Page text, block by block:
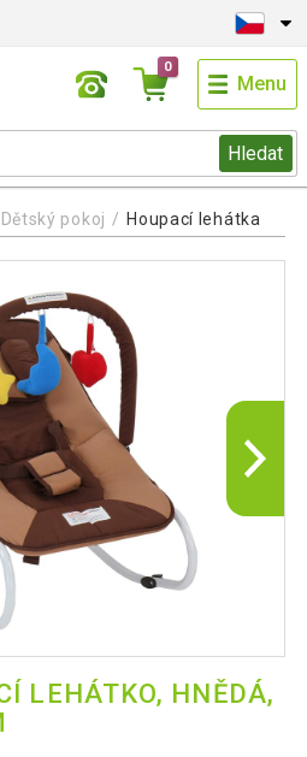
Hledat
0
Menu
Dětský pokoj Houpací lehátka
LEHÁTKO, HNĚDÁ,